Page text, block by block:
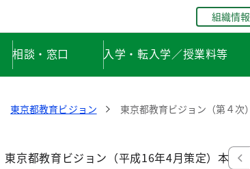
組織情報
相談・窓口 入学・転入学／授業料等
東京都教育ビジョン 東京都教育ビジョン（第４次）
東京都教育ビジョン（平成16年4月策定）本文